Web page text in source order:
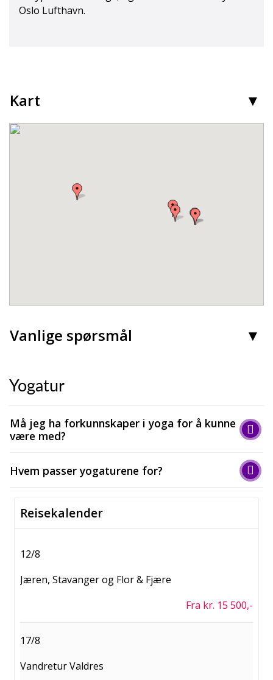
Oslo Lufthavn.
Kart
Vanlige spørsmål
Yogatur
Må jeg ha forkunnskaper i yoga for å kunne
være med?
Hvem passer yogaturene for?
Reisekalender
12/8
Jæren, Stavanger og Flor & Fjære
Fra kr. 15 500,-
17/8
Vandretur Valdres